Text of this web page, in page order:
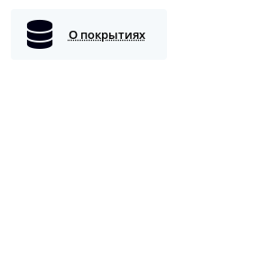
О покрытиях